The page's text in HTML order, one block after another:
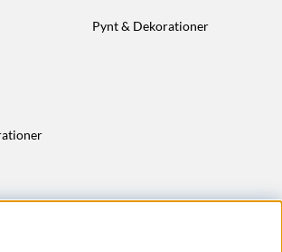
Pynt & Dekorationer